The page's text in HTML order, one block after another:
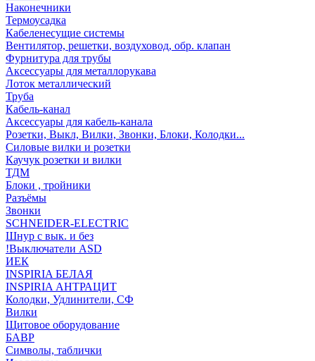
Наконечники
Термоусадка
Кабеленесущие системы
Вентилятор, решетки, воздуховод, обр. клапан
Фурнитура для трубы
Аксессуары для металлорукава
Лоток металлический
Труба
Кабель-канал
Аксессуары для кабель-канала
Розетки, Выкл, Вилки, Звонки, Блоки, Колодки...
Силовые вилки и розетки
Каучук розетки и вилки
ТДМ
Блоки , тройники
Разъёмы
Звонки
SCHNEIDER-ELECTRIC
Шнур с вык. и без
!Выключатели ASD
ИЕК
INSPIRIA БЕЛАЯ
INSPIRIA АНТРАЦИТ
Колодки, Удлинители, СФ
Вилки
Щитовое оборудование
БАВР
Символы, таблички